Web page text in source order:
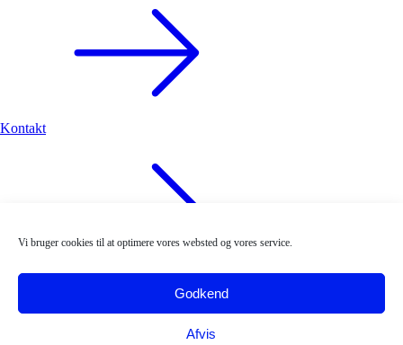
Vi bruger cookies til at optimere vores websted og vores service.
Godkend
Afvis
Kontakt